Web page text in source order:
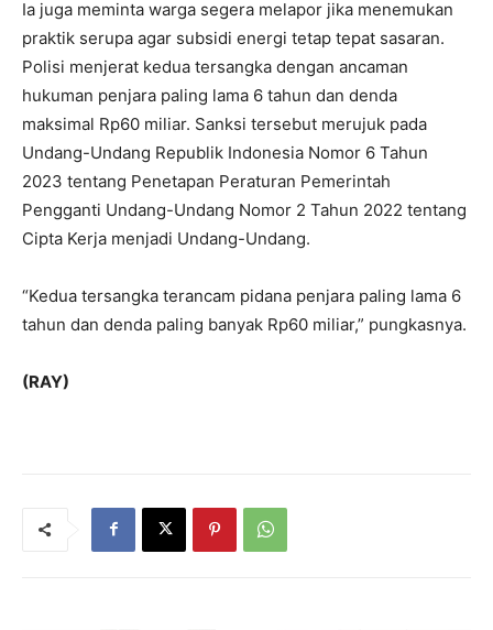
Ia juga meminta warga segera melapor jika menemukan
praktik serupa agar subsidi energi tetap tepat sasaran.
Polisi menjerat kedua tersangka dengan ancaman
hukuman penjara paling lama 6 tahun dan denda
maksimal Rp60 miliar. Sanksi tersebut merujuk pada
Undang-Undang Republik Indonesia Nomor 6 Tahun
2023 tentang Penetapan Peraturan Pemerintah
Pengganti Undang-Undang Nomor 2 Tahun 2022 tentang
Cipta Kerja menjadi Undang-Undang.
“Kedua tersangka terancam pidana penjara paling lama 6
tahun dan denda paling banyak Rp60 miliar,” pungkasnya.
(RAY)